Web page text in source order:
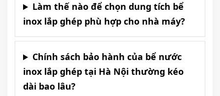
Làm thế nào để chọn dung tích bể
inox lắp ghép phù hợp cho nhà máy?
Chính sách bảo hành của bể nước
inox lắp ghép tại Hà Nội thường kéo
dài bao lâu?